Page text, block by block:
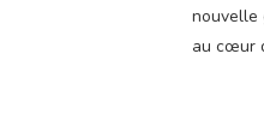
nouvelle
au cœur